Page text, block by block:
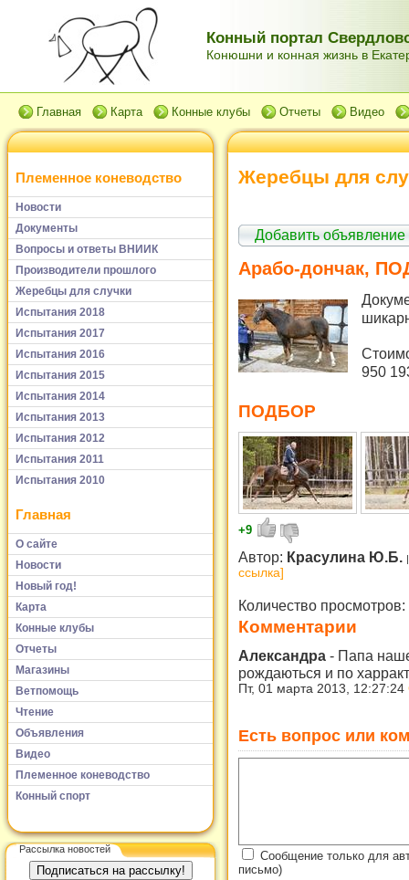
Конный портал
Конюшни и конная жизнь в
Главная Карта Конные клубы Отчеты Видео
Племенное коневодство
Новости
Документы
Вопросы и ответы ВНИИК
Производители прошлого
Жеребцы для случки
Испытания 2018
Испытания 2017
Испытания 2016
Испытания 2015
Испытания 2014
Испытания 2013
Испытания 2012
Испытания 2011
Испытания 2010
Главная
О сайте
Новости
Новый год!
Карта
Конные клубы
Отчеты
Магазины
Ветпомощь
Чтение
Объявления
Видео
Племенное коневодство
Конный спорт
Рассылка новостей
Жеребцы для
Добавить объявление
Арабо-дончак,
950
ПОДБОР
+9
Автор: Красулина Ю.Б.
ссылка]
Количество просмотров:
Комментарии
Александра - Папа
рождаються и по
Пт, 01 марта 2013, 12:27:24
Есть вопрос или
Сообщение только для
письмо)